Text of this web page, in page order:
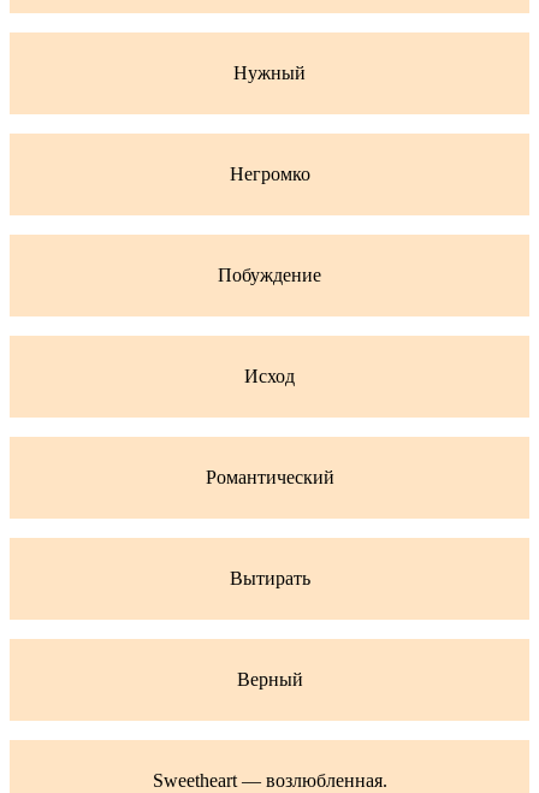
Нужный
Негромко
Побуждение
Исход
Романтический
Вытирать
Верный
Sweetheart — возлюбленная.